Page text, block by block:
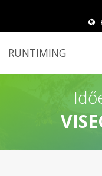
RUNTIMING